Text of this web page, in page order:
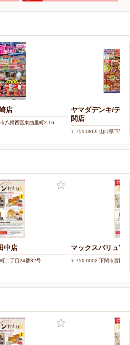
店
八幡西区東曲里町2-16
ヤマダデンキ/テッ
関店
〒751-0869 山口県下関市
中店
二丁目24番32号
マックスバリュ宮
〒750-0002 下関市宮田町